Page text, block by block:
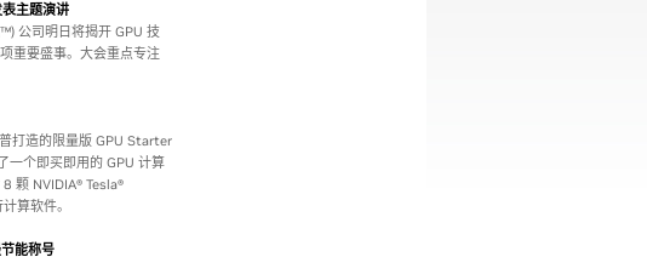
主题演讲
公司明日将揭开 GPU 技
重要盛事。大会重点专注
打造的限量版 GPU Starter
一个即买即用的 GPU 计算
颗 NVIDIA® Tesla®
算软件。
能称号